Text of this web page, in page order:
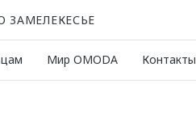
ЗАМЕЛЕКЕСЬЕ
Мир OMODA Контакты